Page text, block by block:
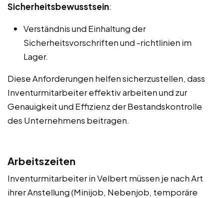
Sicherheitsbewusstsein:
Verständnis und Einhaltung der
Sicherheitsvorschriften und -richtlinien im
Lager.
Diese Anforderungen helfen sicherzustellen, dass
Inventurmitarbeiter effektiv arbeiten und zur
Genauigkeit und Effizienz der Bestandskontrolle
des Unternehmens beitragen.
Arbeitszeiten
Inventurmitarbeiter in Velbert müssen je nach Art
ihrer Anstellung (Minijob, Nebenjob, temporäre